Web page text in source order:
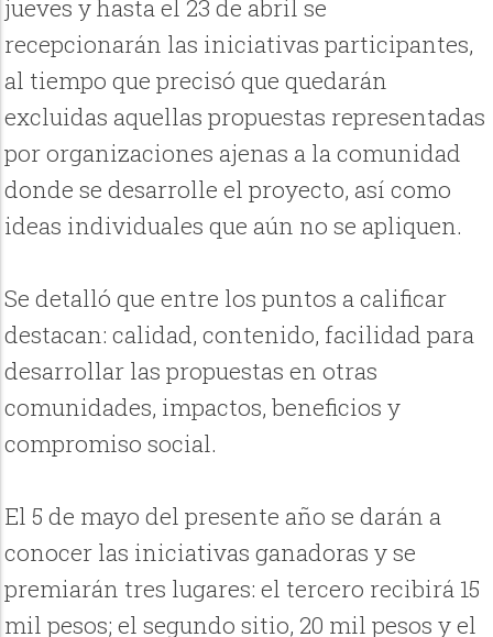
jueves y hasta el 23 de abril se
recepcionarán las iniciativas participantes,
al tiempo que precisó que quedarán
excluidas aquellas propuestas representadas
por organizaciones ajenas a la comunidad
donde se desarrolle el proyecto, así como
ideas individuales que aún no se apliquen.
Se detalló que entre los puntos a calificar
destacan: calidad, contenido, facilidad para
desarrollar las propuestas en otras
comunidades, impactos, beneficios y
compromiso social.
El 5 de mayo del presente año se darán a
conocer las iniciativas ganadoras y se
premiarán tres lugares: el tercero recibirá 15
mil pesos; el segundo sitio, 20 mil pesos y el